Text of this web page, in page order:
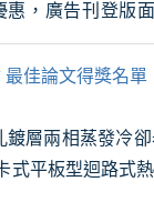
，廣告刊登版
佳論文得獎名單
平板型迴路式